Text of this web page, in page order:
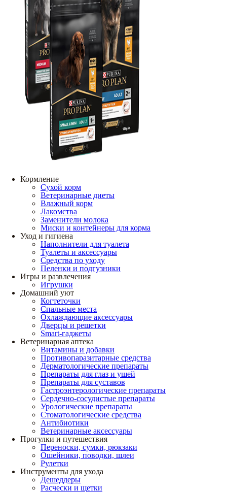
Кормление
Сухой корм
Ветеринарные диеты
Влажный корм
Лакомства
Заменители молока
Миски и контейнеры для корма
Уход и гигиена
Наполнители для туалета
Туалеты и аксессуары
Средства по уходу
Пеленки и подгузники
Игры и развлечения
Игрушки
Домашний уют
Когтеточки
Спальные места
Охлаждающие аксессуары
Дверцы и решетки
Smart-гаджеты
Ветеринарная аптека
Витамины и добавки
Противопаразитарные средства
Дерматологические препараты
Препараты для глаз и ушей
Препараты для суставов
Гастроэнтерологические препараты
Сердечно-сосудистые препараты
Урологические препараты
Стоматологические средства
Антибиотики
Ветеринарные аксессуары
Прогулки и путешествия
Переноски, сумки, рюкзаки
Ошейники, поводки, шлеи
Рулетки
Инструменты для ухода
Дешеддеры
Расчески и щетки